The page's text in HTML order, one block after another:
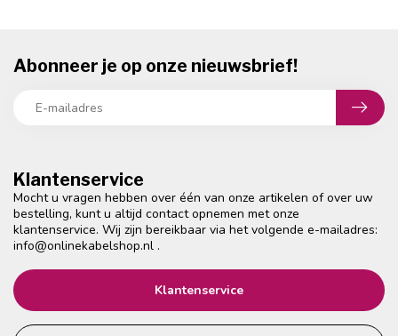
Klantenservice
Mocht u vragen hebben over één van onze artikelen of over uw
bestelling, kunt u altijd contact opnemen met onze
klantenservice. Wij zijn bereikbaar via het volgende e-mailadres:
info@onlinekabelshop.nl .
Klantenservice
Abonneer je op onze nieuwsbrief!